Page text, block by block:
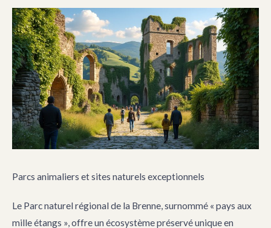
Parcs animaliers et sites naturels exceptionnels
Le Parc naturel régional de la Brenne, surnommé « pays aux
mille étangs », offre un écosystème préservé unique en